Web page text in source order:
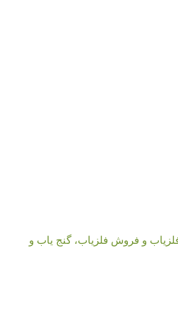
و فروش فلزیاب، گنج یاب و